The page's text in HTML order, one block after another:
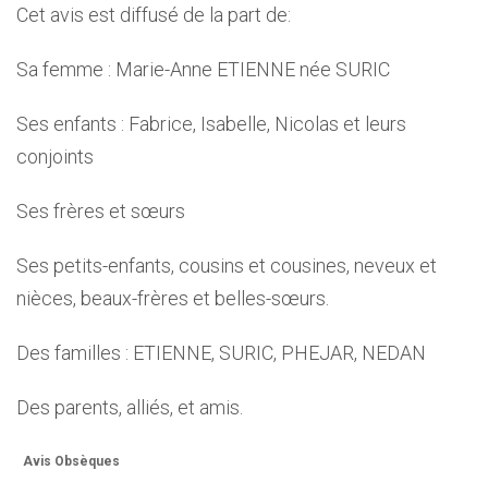
Cet avis est diffusé de la part de:
Sa femme : Marie-Anne ETIENNE née SURIC
Ses enfants : Fabrice, Isabelle, Nicolas et leurs
conjoints
Ses frères et sœurs
Ses petits-enfants, cousins et cousines, neveux et
nièces, beaux-frères et belles-sœurs.
Des familles : ETIENNE, SURIC, PHEJAR, NEDAN
Des parents, alliés, et amis.
Avis Obsèques